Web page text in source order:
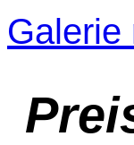
Galerie